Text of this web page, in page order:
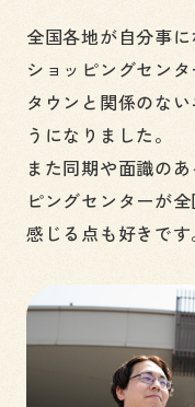
全国各地が自分事に
ショッピングセン
タウンと関係のな
うになりました。
また同期や面識の
ピングセンターが
感じる点も好きです